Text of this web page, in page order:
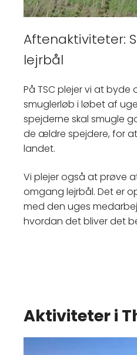
Aftenaktiviteter:
lejrbål
På TSC plejer vi at
smuglerløb i løbet af
spejderne skal smugle
de ældre spejdere, for
landet.
Vi plejer også at prøve
omgang lejrbål. Det er
med den uges
hvordan det bliver det
Aktiviteter i